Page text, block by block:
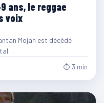
ans, le reggae
voix
Mojah est décédé
⏱ 3 min